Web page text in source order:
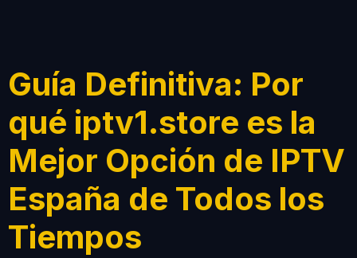
Guía Definitiva: Por
qué iptv1.store es la
Mejor Opción de IPTV
España de Todos los
Tiempos